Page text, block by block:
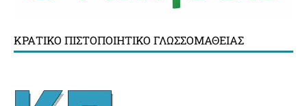
ΚΡΑΤΙΚΌ ΠΙΣΤΟΠΟΙΗΤΙΚΌ ΓΛΩΣΣΟΜΆΘΕΙΑΣ